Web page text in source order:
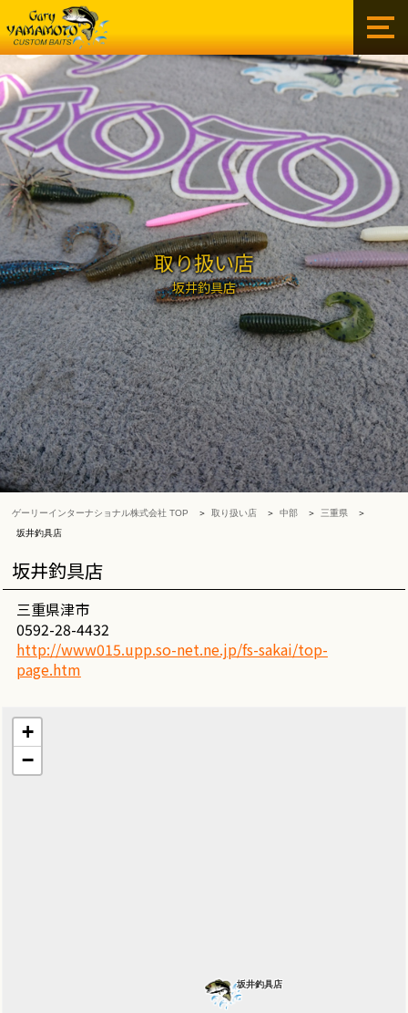
ゲ
ー
リ
ー
イ
ン
タ
ー
ナ
シ
ョ
ナ
ル
株
式
会
社
取り扱い店
坂井釣具店
ゲーリーインターナショナル株式会社 TOP 取り扱い店 中部
三重県
坂井釣具店
坂井釣具店
三重県津市
0592-28-4432
http://www015.upp.so-net.ne.jp/fs-sakai/top-
page.htm
坂井釣具店
+
−